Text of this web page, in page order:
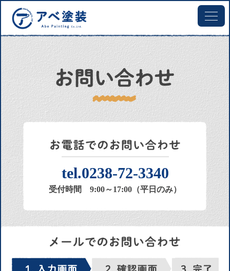
tel.0238-72-3340
受付時間 9:00～17:00（平日のみ）